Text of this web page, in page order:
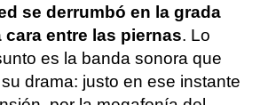
se derrumbó en la grada
cara entre las piernas. Lo
es la banda sonora que
drama: justo en ese instante